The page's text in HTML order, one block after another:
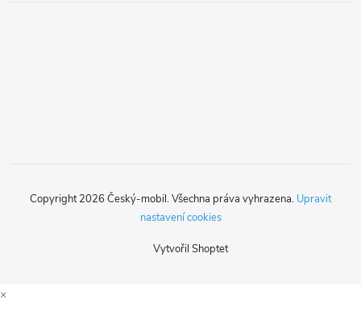
Vytvořil Shoptet
Copyright 2026 Český-mobil. Všechna práva vyhrazena. Upravit
nastavení cookies
×